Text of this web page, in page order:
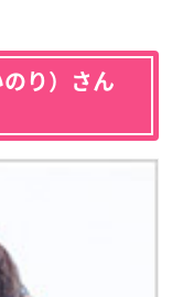
り）さん